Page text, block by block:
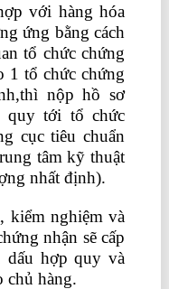
với hàng hóa
ứng bằng cách
tổ chức chứng
1 tổ chức chứng
nộp hồ sơ
quy tới tổ chức
cục tiêu chuẩn
tâm kỹ thuật
nhất định).
kiểm nghiệm và
nhận sẽ cấp
dấu hợp quy và
chủ hàng.